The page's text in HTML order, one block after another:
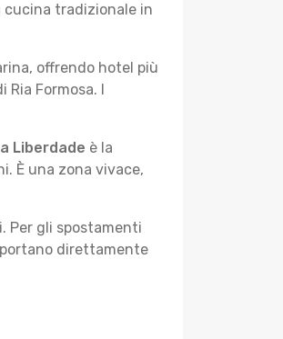
cucina tradizionale in
offrendo hotel più
Formosa. I
Liberdade è la
È una zona vivace,
Per gli spostamenti
direttamente